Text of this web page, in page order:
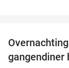
gangendiner